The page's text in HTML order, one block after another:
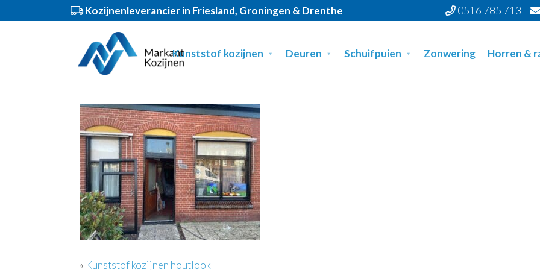
Kozijnenleverancier in Friesland, Groningen & Drenthe 0516 785 713
hoofdnavigatie
Header
Kunststof kozijnen Deuren Schuifpuien Zonwering Horren &
« Kunststof kozijnen houtlook